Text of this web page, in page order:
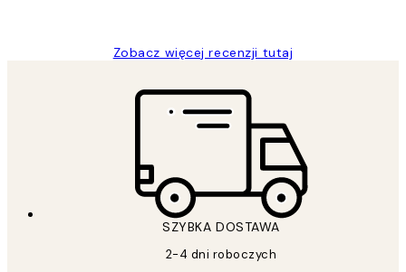
Zobacz więcej recenzji tutaj
SZYBKA DOSTAWA
2-4 dni roboczych